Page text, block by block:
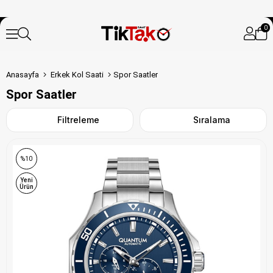
0
Anasayfa Erkek Kol Saati Spor Saatler
Spor Saatler
Filtreleme Sıralama
%10
Yeni
Ürün